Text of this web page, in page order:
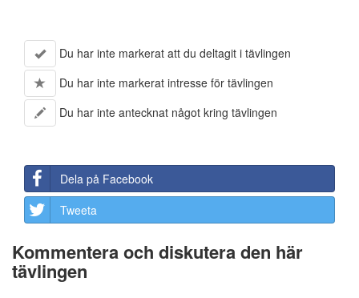
Du har inte markerat att du deltagit i tävlingen
Du har inte markerat intresse för tävlingen
Du har inte antecknat något kring tävlingen
Dela på Facebook
Tweeta
Kommentera och diskutera den här
tävlingen